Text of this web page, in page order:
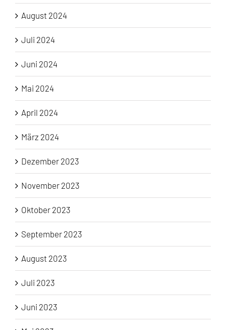
August 2024
Juli 2024
Juni 2024
Mai 2024
April 2024
März 2024
Dezember 2023
November 2023
Oktober 2023
September 2023
August 2023
Juli 2023
Juni 2023